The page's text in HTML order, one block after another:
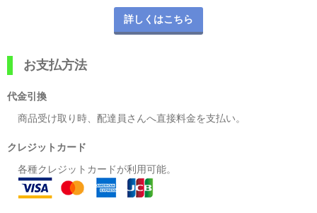
詳しくはこちら
お支払方法
代金引換
商品受け取り時、配達員さんへ直接料金を支払い。
クレジットカード
各種クレジットカードが利用可能。